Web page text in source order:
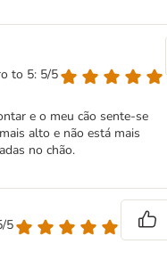
to 5: 5/5
e o meu cão sente-se
alto e não está mais
no chão.
5